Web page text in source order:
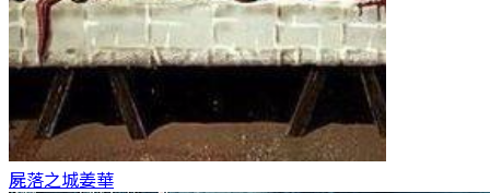
屍落之城姜華